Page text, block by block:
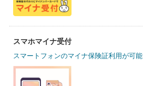
スマホマイナ受付
スマートフォンのマイナ保険証利用が可能